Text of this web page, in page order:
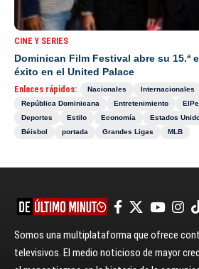
CINE Y SERIES
Dominican Film Festival abre su 15.ª
éxito en el United Palace
Enlaces rápidos: Nacionales Internacionales
República Dominicana
Entretenimiento
Deportes
Estilo Economía Estados
Béisbol
portada Grandes Ligas MLB
Somos una multiplataforma que ofrece
televisivos. El medio noticioso de mayor